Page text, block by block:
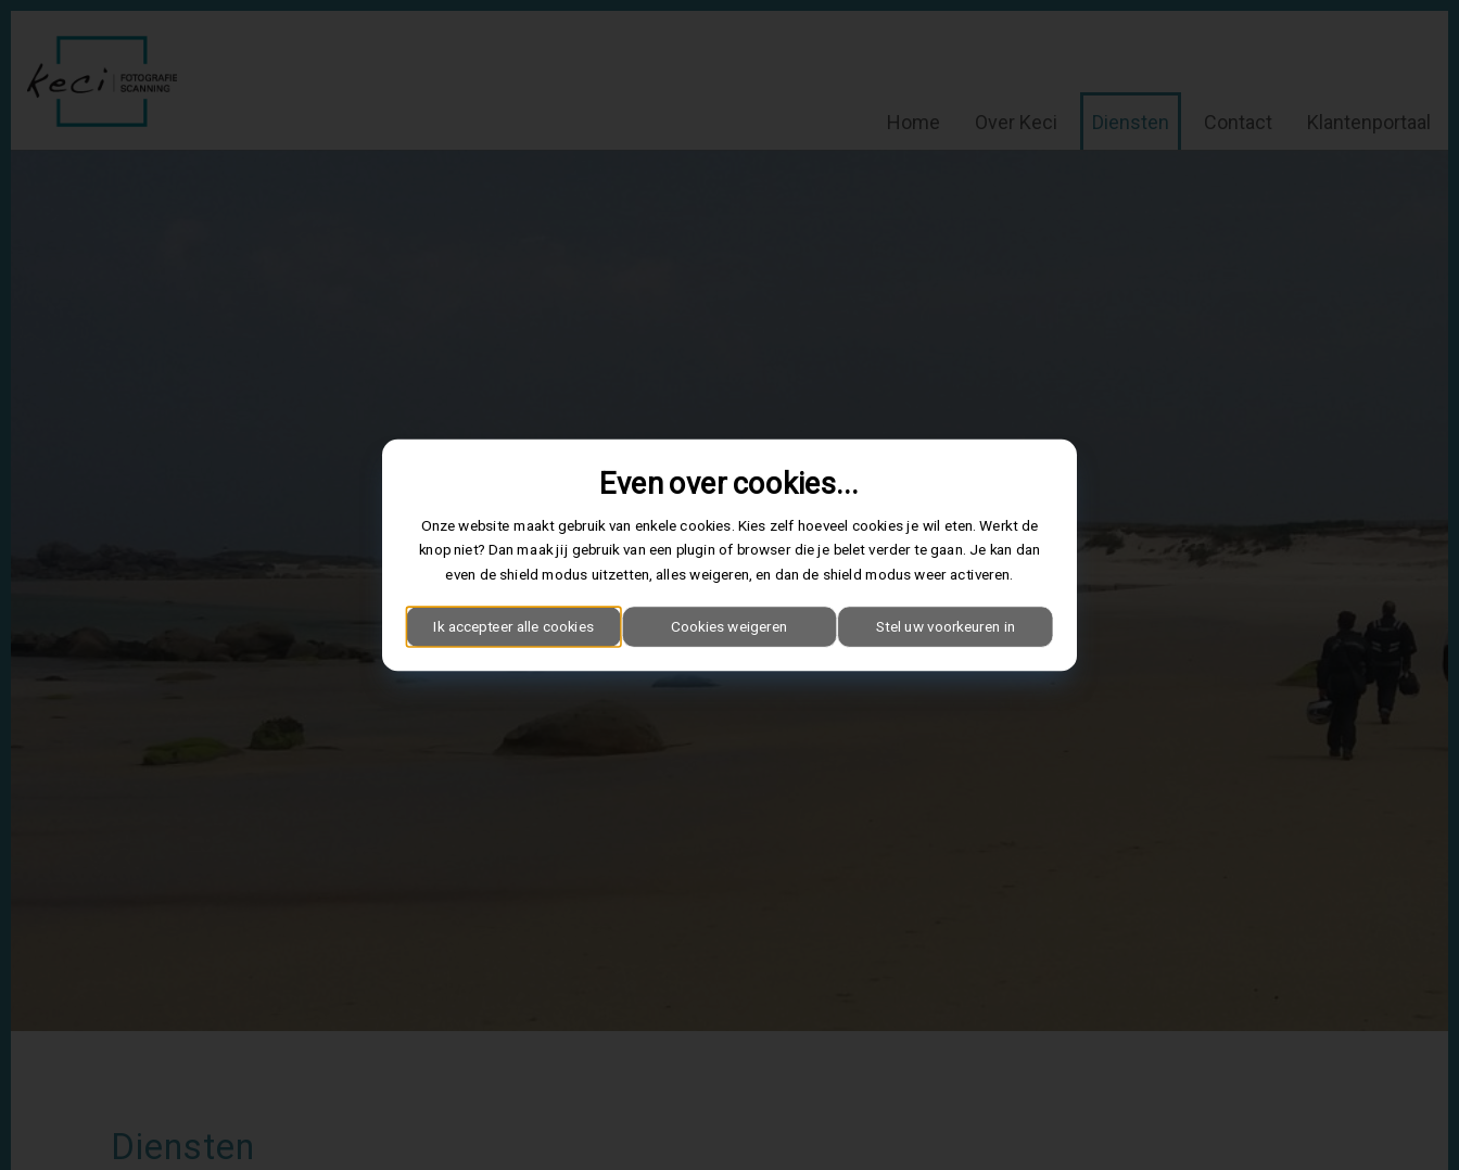
Home Over Keci Diensten Contact Klantenportaal
Diensten
Even over cookies...
Onze website maakt gebruik van enkele cookies. Kies zelf hoeveel cookies je wil eten. Werkt de
knop niet? Dan maak jij gebruik van een plugin of browser die je belet verder te gaan. Je kan dan
even de shield modus uitzetten, alles weigeren, en dan de shield modus weer activeren.
Ik accepteer alle cookies Cookies weigeren Stel uw voorkeuren in